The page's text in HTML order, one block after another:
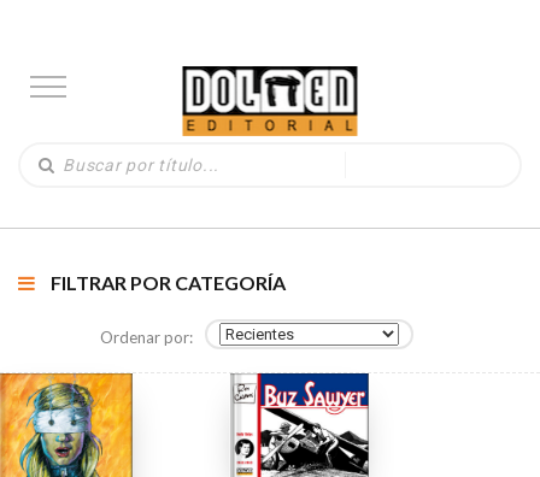
FILTRAR POR CATEGORÍA
Ordenar por: